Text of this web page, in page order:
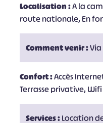
Localisation :A la
route nationale, En
Comment venir :Via
Confort :Accès
Terrasse privative, Wifi
Services :Location